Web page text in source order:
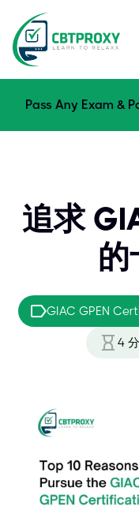
Pass Any Exam &
追求
的
GIAC GPEN
4